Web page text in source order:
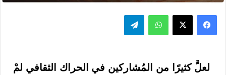
لعلَّ كثيرًا من المُشاركين في الحراك الثقافي لمْ